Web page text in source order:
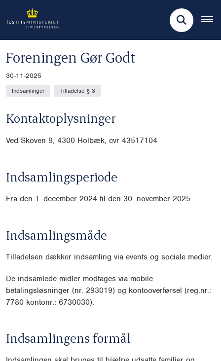
Foreningen Gør Godt
30-11-2025
Indsamlinger Tilladelse § 3
Kontaktoplysninger
Ved Skoven 9, 4300 Holbæk, cvr 43517104
Indsamlingsperiode
Fra den 1. december 2024 til den 30. november 2025.
Indsamlingsmåde
Tilladelsen dækker indsamling via events og sociale medier.
De indsamlede midler modtages via mobile
betalingsløsninger (nr. 293019) og kontooverførsel (reg.nr.:
7780 kontonr.: 6730030).
Indsamlingens formål